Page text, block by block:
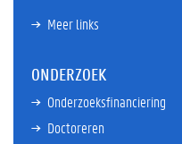
Meer links
ONDERZOEK
Onderzoeksfinanciering
Doctoreren